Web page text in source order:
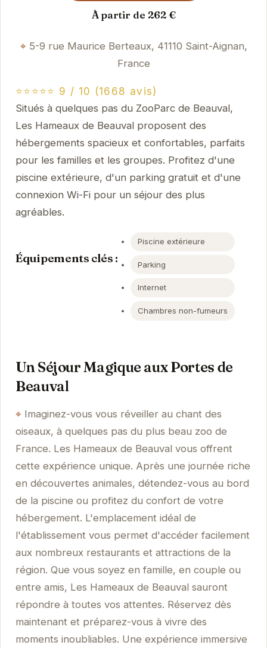
À partir de 262 €
5-9 rue Maurice Berteaux, 41110 Saint-Aignan,
France
⭐⭐⭐⭐⭐ 9 / 10 (1668 avis)
Situés à quelques pas du ZooParc de Beauval,
Les Hameaux de Beauval proposent des
hébergements spacieux et confortables, parfaits
pour les familles et les groupes. Profitez d'une
piscine extérieure, d'un parking gratuit et d'une
connexion Wi-Fi pour un séjour des plus
agréables.
Équipements clés :
Piscine extérieure
Parking
Internet
Chambres non-fumeurs
Un Séjour Magique aux Portes de
Beauval
Imaginez-vous vous réveiller au chant des
oiseaux, à quelques pas du plus beau zoo de
France. Les Hameaux de Beauval vous offrent
cette expérience unique. Après une journée riche
en découvertes animales, détendez-vous au bord
de la piscine ou profitez du confort de votre
hébergement. L'emplacement idéal de
l'établissement vous permet d'accéder facilement
aux nombreux restaurants et attractions de la
région. Que vous soyez en famille, en couple ou
entre amis, Les Hameaux de Beauval sauront
répondre à toutes vos attentes. Réservez dès
maintenant et préparez-vous à vivre des
moments inoubliables. Une expérience immersive